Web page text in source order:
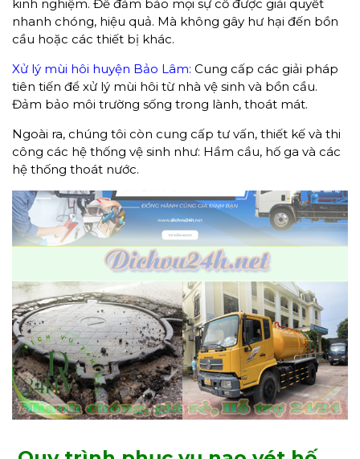
kinh nghiệm. Để đảm bảo mọi sự cố được giải quyết
nhanh chóng, hiệu quả. Mà không gây hư hại đến bồn
cầu hoặc các thiết bị khác.
Xử lý mùi hôi huyện Bảo Lâm: Cung cấp các giải pháp
tiên tiến để xử lý mùi hôi từ nhà vệ sinh và bồn cầu.
Đảm bảo môi trường sống trong lành, thoát mát.
Ngoài ra, chúng tôi còn cung cấp tư vấn, thiết kế và thi
công các hệ thống vệ sinh như: Hầm cầu, hố ga và các
hệ thống thoát nước.